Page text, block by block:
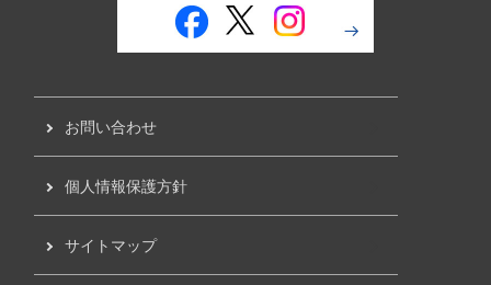
お問い合わせ
個人情報保護方針
サイトマップ